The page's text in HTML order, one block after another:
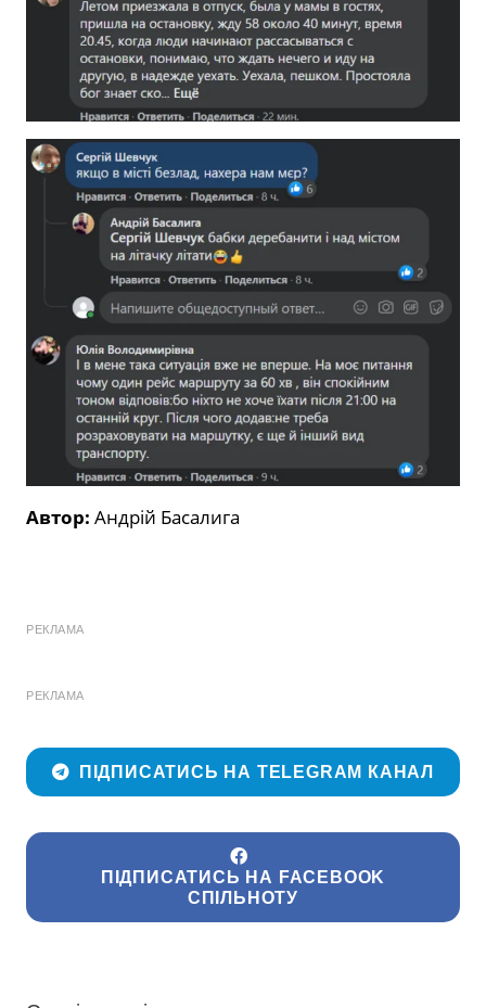
Автор: Андрій Басалига
РЕКЛАМА
РЕКЛАМА
ПІДПИСАТИСЬ НА TELEGRAM КАНАЛ
ПІДПИСАТИСЬ НА FACEBOOK
СПІЛЬНОТУ